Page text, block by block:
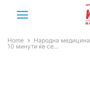
Home Народна медицина
10 минути ќе се...